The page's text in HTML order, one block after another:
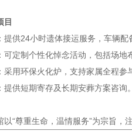
目
：提供24小时遗体接运服务，车辆
：可定制个性化悼念活动，包括场地
：采用环保火化炉，支持家属全程参
：提供短期寄存及长期安葬方案咨询。
以“尊重生命，温情服务”为宗旨，